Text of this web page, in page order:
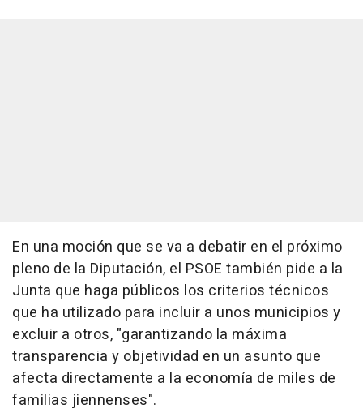
En una moción que se va a debatir en el próximo
pleno de la Diputación, el PSOE también pide a la
Junta que haga públicos los criterios técnicos
que ha utilizado para incluir a unos municipios y
excluir a otros, "garantizando la máxima
transparencia y objetividad en un asunto que
afecta directamente a la economía de miles de
familias jiennenses".